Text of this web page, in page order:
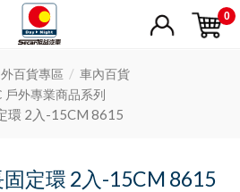
0
百貨專區
車內百貨
戶外專業商品系列
環 2入-15CM 8615
定環 2入-15CM 8615